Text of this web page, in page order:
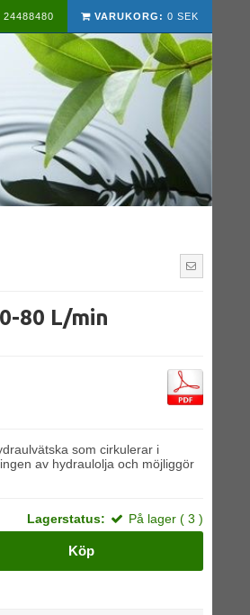
VARUKORG: 0 SEK
24488480
80 L/min
som cirkulerar i
av hydraulolja och möjliggör
Lagerstatus: På lager ( 3 )
Köp